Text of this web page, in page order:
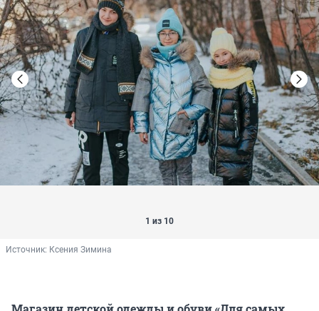
1 из 10
Источник: Ксения Зимина